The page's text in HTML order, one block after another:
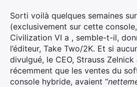
Sorti voilà quelques semaines
(exclusivement sur cette
Civilization VI a , semble-t-il,
l’éditeur, Take Two/2K. Et si
divulgué, le CEO, Strauss
récemment que les ventes du
console hybride, avaient “